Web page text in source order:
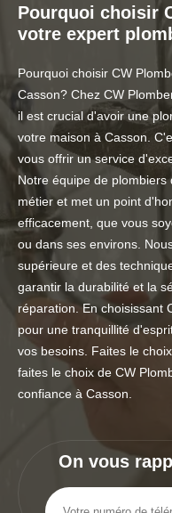
Pourquoi choisir
votre expert
Pourquoi choisir CW
Casson? Chez CW
il est crucial d'avoir une
votre maison à Casson.
vous offrir un service
Notre équipe de
métier et met un point
efficacement, que vous
ou dans ses environs.
supérieure et des
garantir la durabilité et la
réparation. En choisissant
pour une tranquillité
vos besoins. Faites le
faites le choix de CW
confiance à Casson.
On vous